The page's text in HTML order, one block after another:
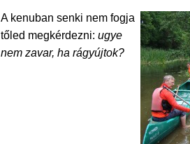
A kenuban senki nem fogja
tőled megkérdezni: ugye
nem zavar, ha rágyújtok?